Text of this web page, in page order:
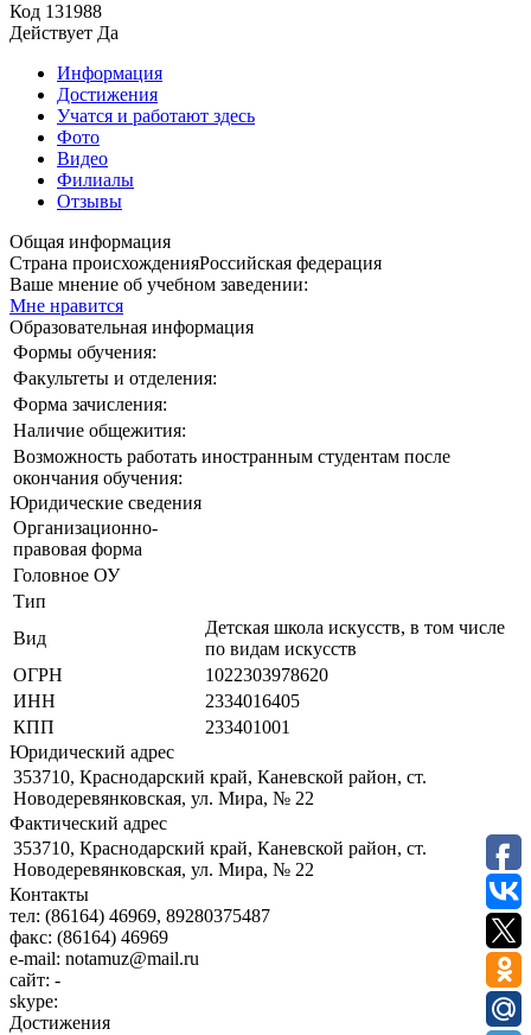
Код 131988
Действует Да
Информация
Достижения
Учатся и работают здесь
Фото
Видео
Филиалы
Отзывы
Общая информация
Страна происхожденияРоссийская федерация
Ваше мнение об учебном заведении:
Мне нравится
Образовательная информация
Формы обучения:
Факультеты и отделения:
Форма зачисления:
Наличие общежития:
Возможность работать иностранным студентам после
окончания обучения:
Юридические сведения
Организационно-
правовая форма
Головное ОУ
Тип
Вид
Детская школа искусств, в том числе
по видам искусств
ОГРН
1022303978620
ИНН
2334016405
КПП
233401001
Юридический адрес
353710, Краснодарский край, Каневской район, ст.
Новодеревянковская, ул. Мира, № 22
Фактический адрес
353710, Краснодарский край, Каневской район, ст.
Новодеревянковская, ул. Мира, № 22
Контакты
тел: (86164) 46969, 89280375487
факс: (86164) 46969
e-mail: notamuz@mail.ru
сайт: -
skype:
Достижения